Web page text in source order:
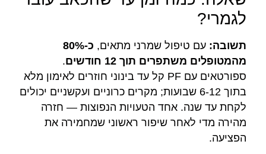
לגמרי?
תשובה: עם טיפול שמרני מתאים,
כ-80%
מהמטופלים משתפרים תוך 12 חודשים
.
ספורטאים עם PF קל עד בינוני חוזרים לאימון מלא
בתוך 6-12 שבועות; מקרים כרוניים ועקשניים יכולים
לקחת עד שנה. אחד הטעויות הנפוצות — חזרה
מהירה מדי לאחר שיפור ראשוני שמחמירה את
הפציעה.